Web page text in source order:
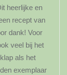
heerlijke en
recept van
dank! Voor
veel bij het
als het
exemplaar